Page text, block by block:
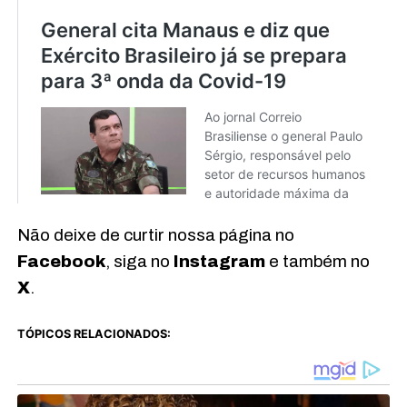
Não deixe de curtir nossa página no
Facebook, siga no Instagrame também no
X.
TÓPICOS RELACIONADOS: